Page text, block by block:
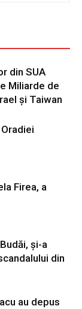
din SUA
Miliarde de
și Taiwan
Firea, a
şi-a
din
au depus